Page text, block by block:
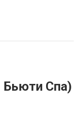
Бьюти Cпа)